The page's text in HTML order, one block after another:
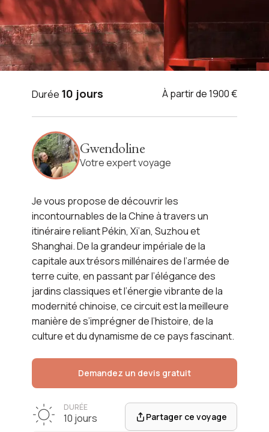
VOYAGE CHINE
Les essentiels de la Chine
impériale
Voir l'itinéraire
DURÉE
10 jours Partager ce voyage
Durée 10 jours À partir de 1900 €
Gwendoline
Votre expert voyage
Je vous propose de découvrir les
incontournables de la Chine à travers un
itinéraire reliantPékin, Xi’an, Suzhouet
Shanghai. De la grandeur impériale de la
capitale aux trésors millénaires de l’armée de
terre cuite, en passant par l’élégance des
jardins classiques et l’énergie vibrante de la
modernité chinoise, ce circuit est la meilleure
manière de s’imprégner de l’histoire, de la
culture et du dynamisme de ce pays fascinant.
Demandez un devis gratuit